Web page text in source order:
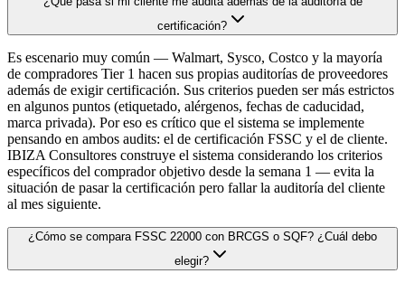
certificación?
Es escenario muy común — Walmart, Sysco, Costco y la mayoría
de compradores Tier 1 hacen sus propias auditorías de proveedores
además de exigir certificación. Sus criterios pueden ser más estrictos
en algunos puntos (etiquetado, alérgenos, fechas de caducidad,
marca privada). Por eso es crítico que el sistema se implemente
pensando en ambos audits: el de certificación FSSC y el de cliente.
IBIZA Consultores construye el sistema considerando los criterios
específicos del comprador objetivo desde la semana 1 — evita la
situación de pasar la certificación pero fallar la auditoría del cliente
al mes siguiente.
¿Cómo se compara FSSC 22000 con BRCGS o SQF? ¿Cuál debo
elegir?